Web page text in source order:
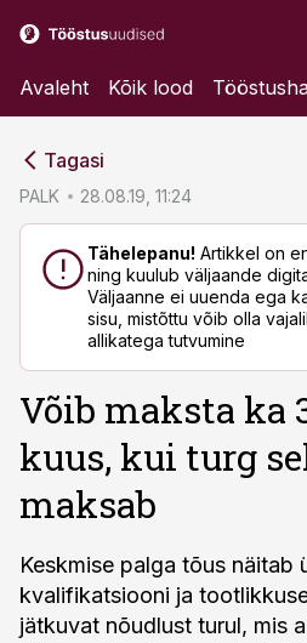
Avaleht Kõik lood
Tagasi
PALK 28.08.19, 11:24
Tähelepanu! Artikkel on
ning kuulub väljaande
Väljaanne ei uuenda ega
sisu, mistõttu võib olla
allikatega tutvumine
Võib maksta ka
kuus, kui turg
maksab
Keskmise palga tõus näitab
kvalifikatsiooni ja
jätkuvat nõudlust turul, mis